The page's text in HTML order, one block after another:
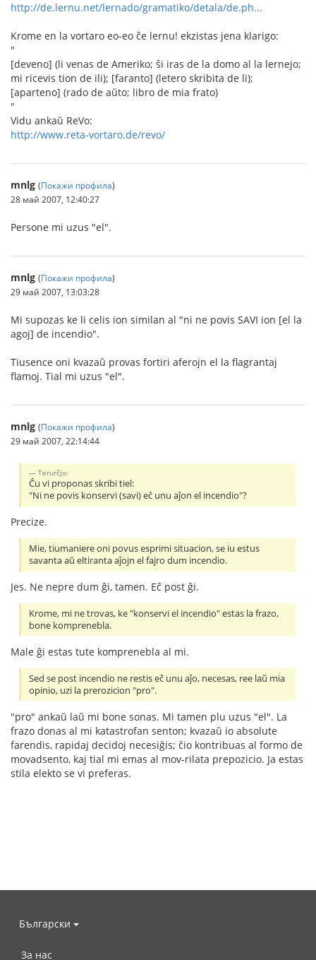
http://de.lernu.net/lernado/gramatiko/detala/de.ph...
Krome en la vortaro eo-eo ĉe lernu! ekzistas jena klarigo:
"
[deveno] (li venas de Ameriko; ŝi iras de la domo al la lernejo;
mi ricevis tion de ili); [faranto] (letero skribita de li);
[aparteno] (rado de aŭto; libro de mia frato)
"
Vidu ankaŭ ReVo:
http://www.reta-vortaro.de/revo/
mnlg (Покажи профила)
28 май 2007, 12:40:27
Persone mi uzus "el".
mnlg (Покажи профила)
29 май 2007, 13:03:28
Mi supozas ke li celis ion similan al "ni ne povis SAVI ion [el la
agoj] de incendio".
Tiusence oni kvazaŭ provas fortiri aferojn el la flagrantaj
flamoj. Tial mi uzus "el".
mnlg (Покажи профила)
29 май 2007, 22:14:44
Terurĉjo:
Ĉu vi proponas skribi tiel:
"Ni ne povis konservi (savi) eĉ unu aĵon el incendio"?
Precize.
Mie, tiumaniere oni povus esprimi situacion, se iu estus
savanta aŭ eltiranta aĵojn el fajro dum incendio.
Jes. Ne nepre dum ĝi, tamen. Eĉ post ĝi.
Krome, mi ne trovas, ke "konservi el incendio" estas la frazo,
bone komprenebla.
Male ĝi estas tute komprenebla al mi.
Sed se post incendio ne restis eĉ unu aĵo, necesas, ree laŭ mia
opinio, uzi la prerozicion "pro".
"pro" ankaŭ laŭ mi bone sonas. Mi tamen plu uzus "el". La
frazo donas al mi katastrofan senton; kvazaŭ io absolute
farendis, rapidaj decidoj necesiĝis; ĉio kontribuas al formo de
movadsento, kaj tial mi emas al mov-rilata prepozicio. Ja estas
stila elekto se vi preferas.
Български
За нас